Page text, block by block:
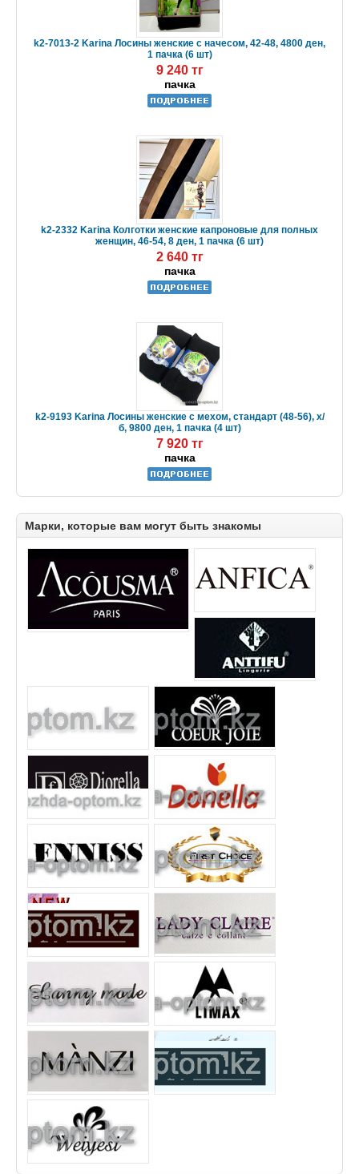
k2-7013-2 Karina Лосины женские с начесом, 42-48, 4800 ден,
1 пачка (6 шт)
9 240 тг
пачка
k2-2332 Karina Колготки женские капроновые для полных
женщин, 46-54, 8 ден, 1 пачка (6 шт)
2 640 тг
пачка
k2-9193 Karina Лосины женские с мехом, стандарт (48-56), х/
б, 9800 ден, 1 пачка (4 шт)
7 920 тг
пачка
Марки, которые вам могут быть знакомы